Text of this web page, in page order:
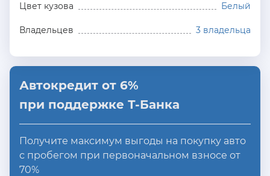
Цвет кузова Белый
Владельцев 3 владельца
Автокредит от 6%
при поддержке Т-Банка
Получите максимум выгоды на покупку авто
с пробегом при первоначальном взносе от
70%